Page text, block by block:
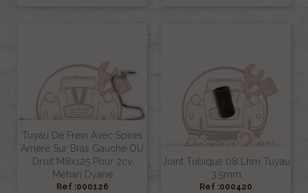
Tuyau De Frein Avec Spires
Arriere Sur Bras Gauche OU
Droit M8x125 Pour 2cv
Méhari Dyane
Ref :000126
Joint Tubique 08 Lhm Tuyau
3.5mm
Ref :000420